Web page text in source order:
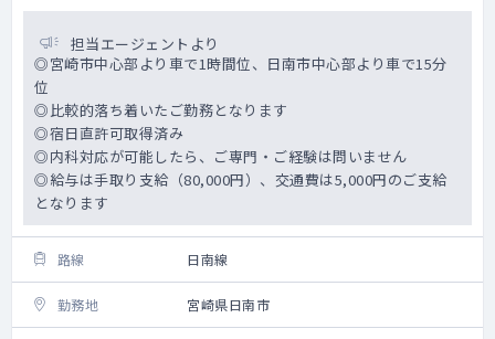
担当エージェントより
◎宮崎市中心部より車で1時間位、日南市中心部より車で15分
位
◎比較的落ち着いたご勤務となります
◎宿日直許可取得済み
◎内科対応が可能したら、ご専門・ご経験は問いません
◎給与は手取り支給（80,000円）、交通費は5,000円のご支給
となります
路線 日南線
勤務地 宮崎県日南市